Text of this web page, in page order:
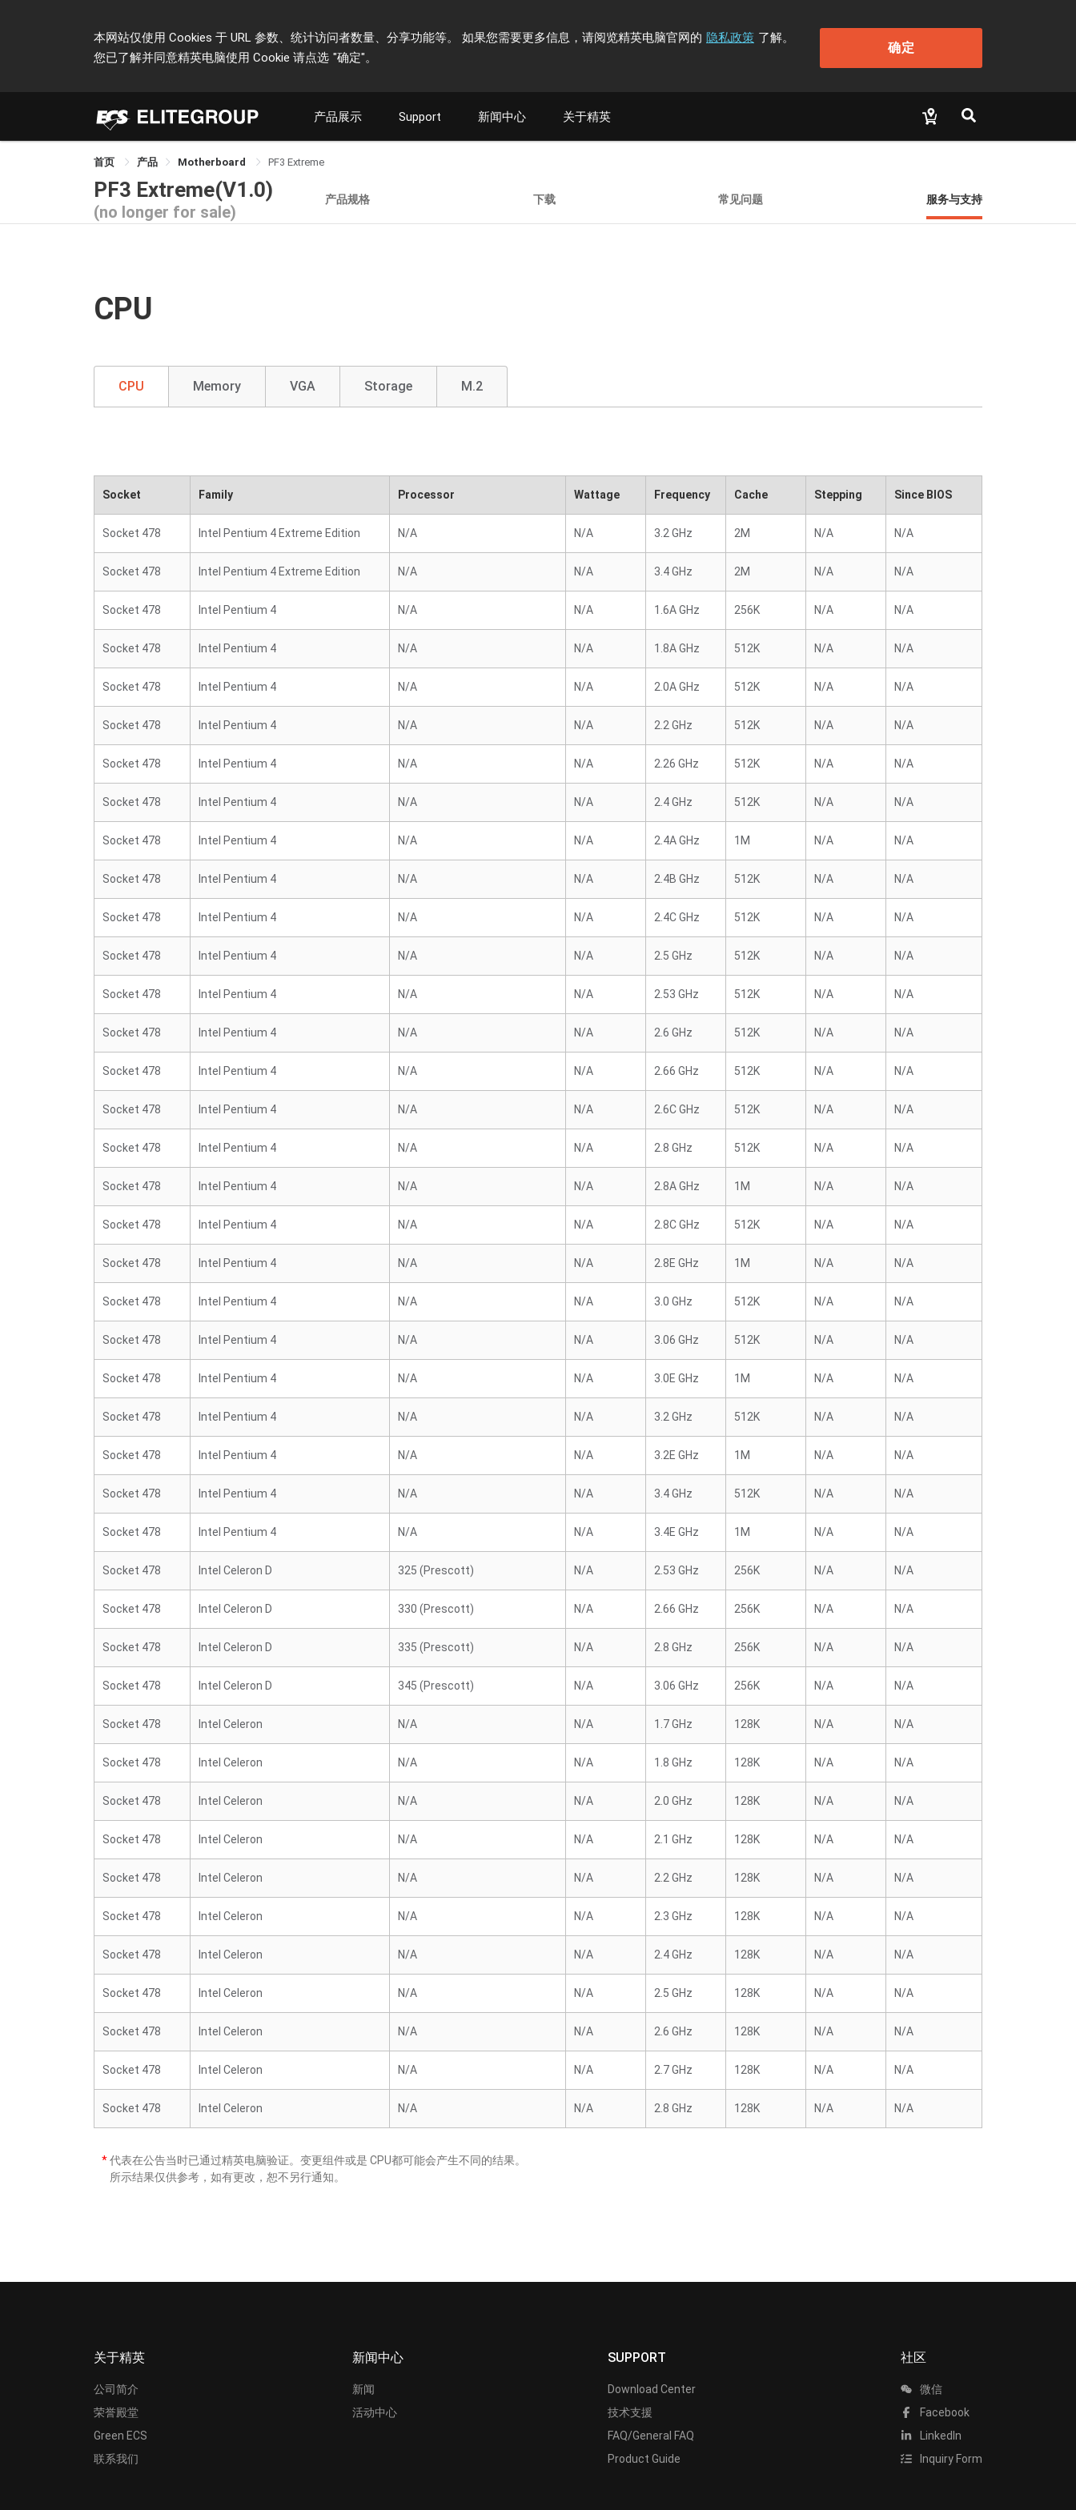
本网站仅使用 Cookies 于 URL 参数、统计访问者数量、分享功能等。 如果您需要更多信息，请阅览精英电脑官网的 隐私政策 了解。
您已了解并同意精英电脑使用 Cookie 请点选 "确定"。
确定
产品展示 Support 新闻中心 关于精英
首页 产品 Motherboard PF3 Extreme
PF3 Extreme(V1.0)
(no longer for sale)
产品规格 下载 常见问题 服务与支持
CPU
CPU Memory VGA Storage M.2
Socket Family Processor Wattage Frequency Cache Stepping Since BIOS
Socket 478 Intel Pentium 4 Extreme Edition N/A N/A 3.2 GHz 2M N/A N/A
Socket 478 Intel Pentium 4 Extreme Edition N/A N/A 3.4 GHz 2M N/A N/A
Socket 478 Intel Pentium 4 N/A N/A 1.6A GHz 256K N/A N/A
Socket 478 Intel Pentium 4 N/A N/A 1.8A GHz 512K N/A N/A
Socket 478 Intel Pentium 4 N/A N/A 2.0A GHz 512K N/A N/A
Socket 478 Intel Pentium 4 N/A N/A 2.2 GHz 512K N/A N/A
Socket 478 Intel Pentium 4 N/A N/A 2.26 GHz 512K N/A N/A
Socket 478 Intel Pentium 4 N/A N/A 2.4 GHz 512K N/A N/A
Socket 478 Intel Pentium 4 N/A N/A 2.4A GHz 1M N/A N/A
Socket 478 Intel Pentium 4 N/A N/A 2.4B GHz 512K N/A N/A
Socket 478 Intel Pentium 4 N/A N/A 2.4C GHz 512K N/A N/A
Socket 478 Intel Pentium 4 N/A N/A 2.5 GHz 512K N/A N/A
Socket 478 Intel Pentium 4 N/A N/A 2.53 GHz 512K N/A N/A
Socket 478 Intel Pentium 4 N/A N/A 2.6 GHz 512K N/A N/A
Socket 478 Intel Pentium 4 N/A N/A 2.66 GHz 512K N/A N/A
Socket 478 Intel Pentium 4 N/A N/A 2.6C GHz 512K N/A N/A
Socket 478 Intel Pentium 4 N/A N/A 2.8 GHz 512K N/A N/A
Socket 478 Intel Pentium 4 N/A N/A 2.8A GHz 1M N/A N/A
Socket 478 Intel Pentium 4 N/A N/A 2.8C GHz 512K N/A N/A
Socket 478 Intel Pentium 4 N/A N/A 2.8E GHz 1M N/A N/A
Socket 478 Intel Pentium 4 N/A N/A 3.0 GHz 512K N/A N/A
Socket 478 Intel Pentium 4 N/A N/A 3.06 GHz 512K N/A N/A
Socket 478 Intel Pentium 4 N/A N/A 3.0E GHz 1M N/A N/A
Socket 478 Intel Pentium 4 N/A N/A 3.2 GHz 512K N/A N/A
Socket 478 Intel Pentium 4 N/A N/A 3.2E GHz 1M N/A N/A
Socket 478 Intel Pentium 4 N/A N/A 3.4 GHz 512K N/A N/A
Socket 478 Intel Pentium 4 N/A N/A 3.4E GHz 1M N/A N/A
Socket 478 Intel Celeron D 325 (Prescott) N/A 2.53 GHz 256K N/A N/A
Socket 478 Intel Celeron D 330 (Prescott) N/A 2.66 GHz 256K N/A N/A
Socket 478 Intel Celeron D 335 (Prescott) N/A 2.8 GHz 256K N/A N/A
Socket 478 Intel Celeron D 345 (Prescott) N/A 3.06 GHz 256K N/A N/A
Socket 478 Intel Celeron N/A N/A 1.7 GHz 128K N/A N/A
Socket 478 Intel Celeron N/A N/A 1.8 GHz 128K N/A N/A
Socket 478 Intel Celeron N/A N/A 2.0 GHz 128K N/A N/A
Socket 478 Intel Celeron N/A N/A 2.1 GHz 128K N/A N/A
Socket 478 Intel Celeron N/A N/A 2.2 GHz 128K N/A N/A
Socket 478 Intel Celeron N/A N/A 2.3 GHz 128K N/A N/A
Socket 478 Intel Celeron N/A N/A 2.4 GHz 128K N/A N/A
Socket 478 Intel Celeron N/A N/A 2.5 GHz 128K N/A N/A
Socket 478 Intel Celeron N/A N/A 2.6 GHz 128K N/A N/A
Socket 478 Intel Celeron N/A N/A 2.7 GHz 128K N/A N/A
Socket 478 Intel Celeron N/A N/A 2.8 GHz 128K N/A N/A
*代表在公告当时已通过精英电脑验证。变更组件或是 CPU都可能会产生不同的结果。
所示结果仅供参考，如有更改，恕不另行通知。
关于精英
公司简介
荣誉殿堂
Green ECS
联系我们
新闻中心
新闻
活动中心
SUPPORT
Download Center
技术支援
FAQ/General FAQ
Product Guide
社区
微信
Facebook
LinkedIn
Inquiry Form